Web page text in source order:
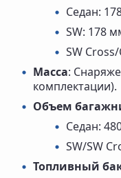
Седан:
SW: 178
SW
Масса:
комплектации).
Объем
Седан:
SW/SW
Топливный